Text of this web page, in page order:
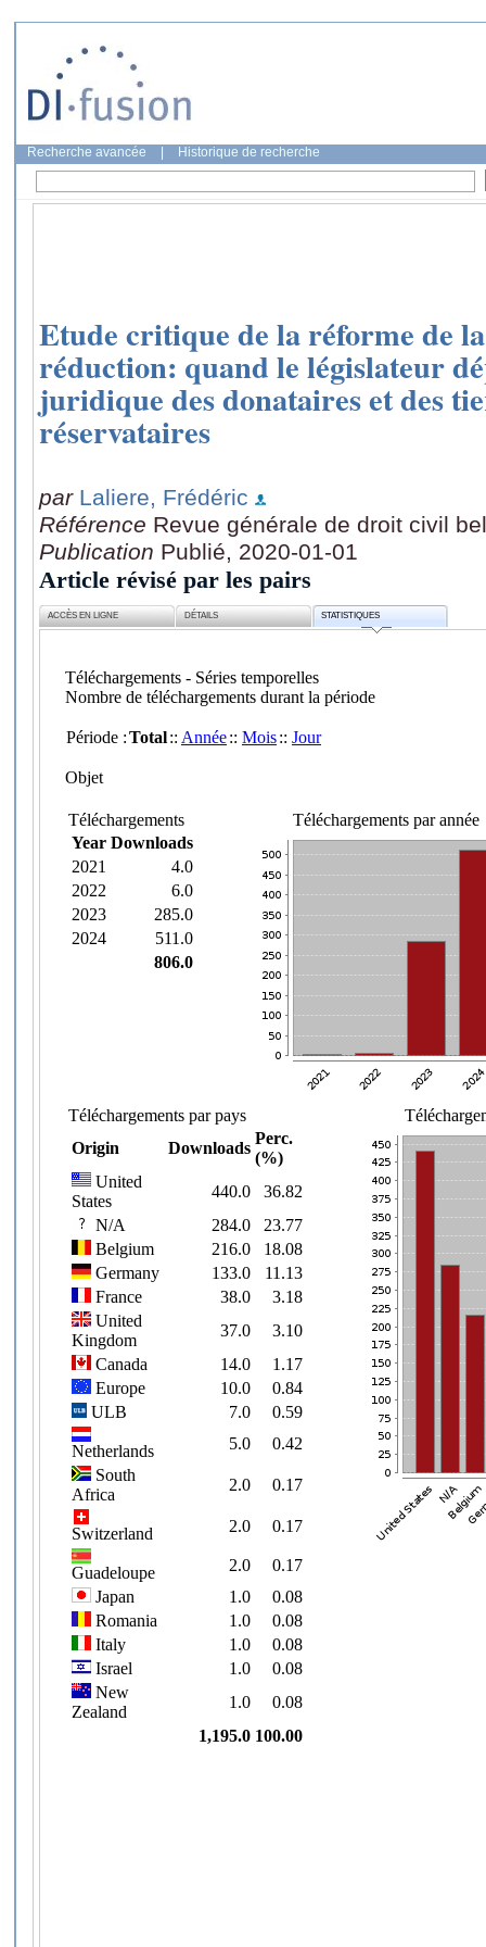
Recherche avancée Historique de recherche
Etude critique de la réforme de
réduction: quand le législateur
juridique des donataires et des
réservataires
par Laliere, Frédéric
Référence Revue générale de droit civil
Publication Publié, 2020-01-01
Article révisé par les pairs
ACCÈS EN LIGNE DÉTAILS STATISTIQUES